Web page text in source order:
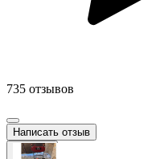
735 отзывов
Написать отзыв